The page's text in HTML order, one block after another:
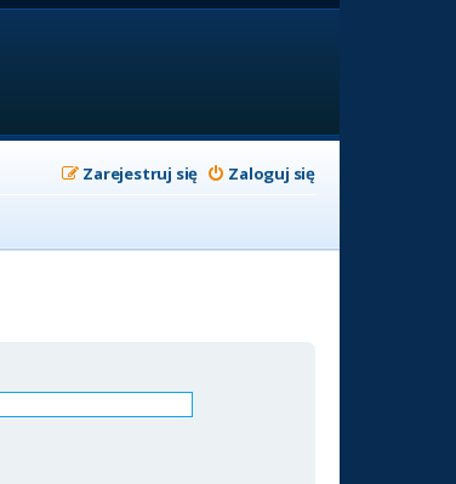
Zaloguj się
Zarejestruj się